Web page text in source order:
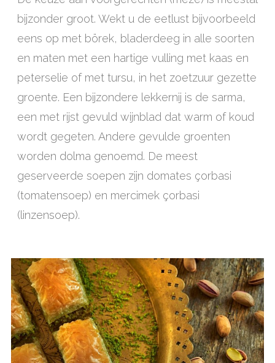
bijzonder groot. Wekt u de eetlust bijvoorbeeld
eens op met börek, bladerdeeg in alle soorten
en maten met een hartige vulling met kaas en
peterselie of met tursu, in het zoetzuur gezette
groente. Een bijzondere lekkernij is de sarma,
een met rijst gevuld wijnblad dat warm of koud
wordt gegeten. Andere gevulde groenten
worden dolma genoemd. De meest
geserveerde soepen zijn domates çorbasi
(tomatensoep) en mercimek çorbasi
(linzensoep).